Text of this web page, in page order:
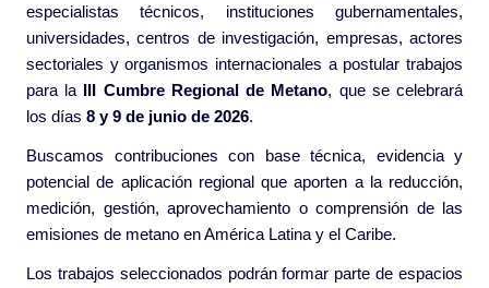
especialistas técnicos, instituciones gubernamentales,
universidades, centros de investigación, empresas, actores
sectoriales y organismos internacionales a postular trabajos
para la III Cumbre Regional de Metano, que se celebrará
los días 8 y 9 de junio de 2026.
Buscamos contribuciones con base técnica, evidencia y
potencial de aplicación regional que aporten a la reducción,
medición, gestión, aprovechamiento o comprensión de las
emisiones de metano en América Latina y el Caribe.
Los trabajos seleccionados podrán formar parte de espacios